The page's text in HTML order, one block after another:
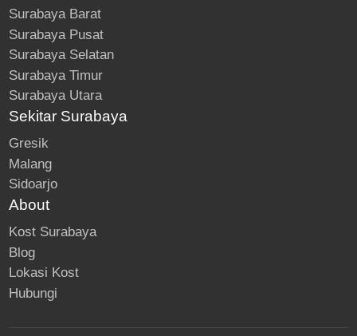
Surabaya Barat
Surabaya Pusat
Surabaya Selatan
Surabaya Timur
Surabaya Utara
Sekitar Surabaya
Gresik
Malang
Sidoarjo
About
Kost Surabaya
Blog
Lokasi Kost
Hubungi